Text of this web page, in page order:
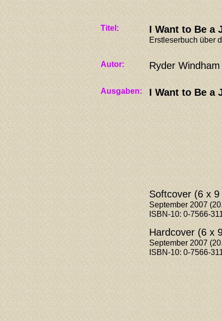
Titel: I Want to Be a
Erstleserbuch über
Autor: Ryder Windham
Ausgaben: I Want to Be a
Softcover (6 x 9
September 2007
ISBN-10: 0-7566-
Hardcover (6 x
September 2007
ISBN-10: 0-7566-